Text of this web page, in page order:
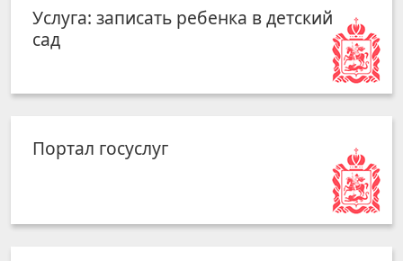
Услуга: записать ребенка в детский
сад
Портал госуслуг